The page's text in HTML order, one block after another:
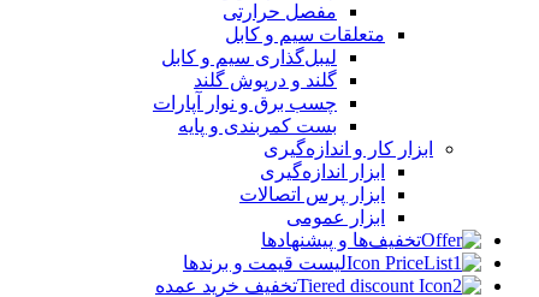
مفصل حرارتی
متعلقات سیم و کابل
لیبل‌گذاری سیم و کابل
گلند و درپوش گلند
چسب برق و نوار آپارات
بست کمربندی و پایه
ابزار کار و اندازه‌گیری
ابزار اندازه‌گیری
ابزار پرس اتصالات
ابزار عمومی
تخفیف‌ها و پیشنهادها
لیست قیمت و برندها
تخفیف خرید عمده